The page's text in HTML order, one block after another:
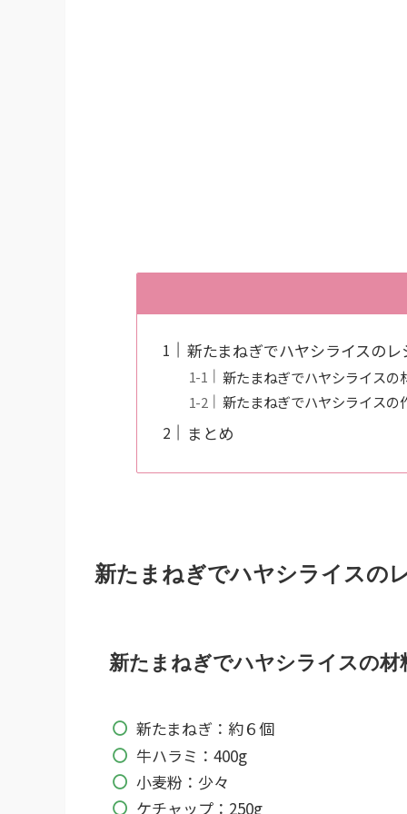
新たまねぎでハヤシライスのレ
新たまねぎでハヤシライスの
新たまねぎでハヤシライスの
まとめ
新たまねぎでハヤシライスの
新たまねぎでハヤシライスの材
新たまねぎ：約６個
牛ハラミ：400g
小麦粉：少々
ケチャップ：250g